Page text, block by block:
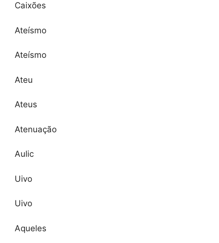
Caixões
Ateísmo
Ateísmo
Ateu
Ateus
Atenuação
Aulic
Uivo
Uivo
Aqueles